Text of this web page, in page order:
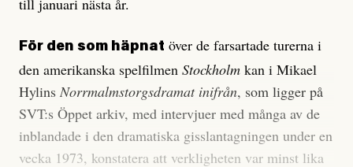
till januari nästa år.
För den som häpnat över de farsartade turerna i
den amerikanska spelfilmen Stockholm kan i Mikael
HylinsNorrmalmstorgsdramat inifrån, som ligger på
SVT:s Öppet arkiv, med intervjuer med många av de
inblandade i den dramatiska gisslantagningen under en
vecka 1973, konstatera att verkligheten var minst lika